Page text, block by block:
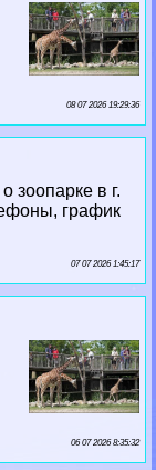
08 07 2026 19:29:36
зоопарке в г.
график
07 07 2026 1:45:17
06 07 2026 8:35:32